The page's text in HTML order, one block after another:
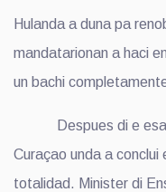
Hulanda a duna pa
mandatarionan a haci
un bachi
Despues di e esaki,
Curaçao unda a conclui
totalidad. Minister di